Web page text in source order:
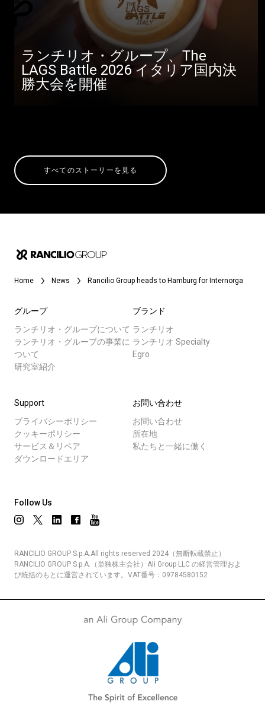
ランチリオ・グループ、The
LAGS Battle 2026 イタリア国内決
勝大会を開催
すべてのストーリーを見る
Home News Rancilio Group heads to Hamburg for Internorga
グループ
ランチリオ・グループについて
ランチリオ・グループの事業に
ついて
研究室紹介
ブランド
ランチリオ
ランチリオ Specialty
Egro
Support
プライバシーポリシー
クッキーポリシー
サービス＆リペア
ダウンロードエリア
お問い合わせ
お問い合わせ
所在地
私たちと一緒に働く
Follow Us
RANCILIO GROUP S.p.A.All rights reserved 2024（無断転載禁止）
RANCILIO GROUP S.p.A.（単独株主会社）Ali Group LLC の経営管理およ
び統括のもとに運営されています。VAT番号：09784580152